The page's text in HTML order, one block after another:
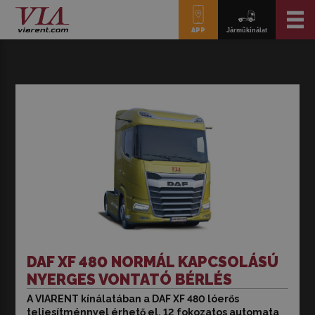
APP Járműkínálat
DAF XF 480 NORMÁL KAPCSOLÁSÚ
NYERGES VONTATÓ BÉRLÉS
A VIARENT kínálatában a DAF XF 480 lóerős
teljesítménnyel érhető el, 12 fokozatos automata
A VIARENT kínálatában a DAF XF 480 lóerős